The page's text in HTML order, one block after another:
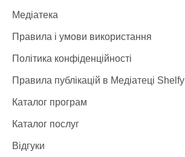
Медіатека
Правила і умови використання
Політика конфіденційності
Правила публікацій в Медіатеці Shelfy
Каталог програм
Каталог послуг
Відгуки